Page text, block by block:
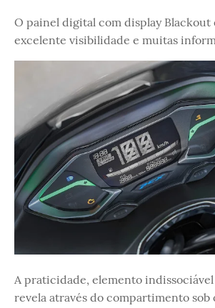
O painel digital com display Blackout
excelente visibilidade e muitas
A praticidade, elemento indissociável
revela através do compartimento sob